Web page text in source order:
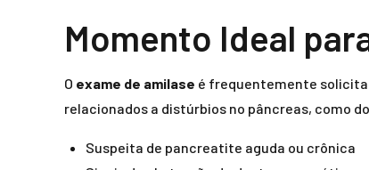
Momento Ideal
O exame de amilase é frequentemente
relacionados a distúrbios no pâncreas, como
Suspeita de pancreatite aguda ou crônica